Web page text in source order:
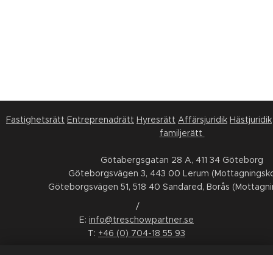
Fastighetsrätt Entreprenadrätt Hyresrätt Affärsjuridik Hästjuridik
familjerätt
Götabergsgatan 28 A, 411 34 Göteborg
Göteborgsvägen 3, 443 00 Lerum
Göteborgsvägen 51, 518 40 Sandared, Borås
/
E: info@treschowpartner.se
T: +46 (0) 704-18 55 93